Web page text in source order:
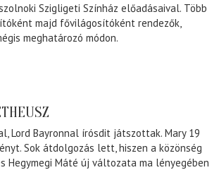
Szigligeti Színház előadásaival. Több
majd fővilágosítóként rendezők,
meghatározó módon.
Lord Bayronnal írósdit játszottak. Mary 19
Sok átdolgozás lett, hiszen a közönség
Hegymegi Máté új változata ma lényegében